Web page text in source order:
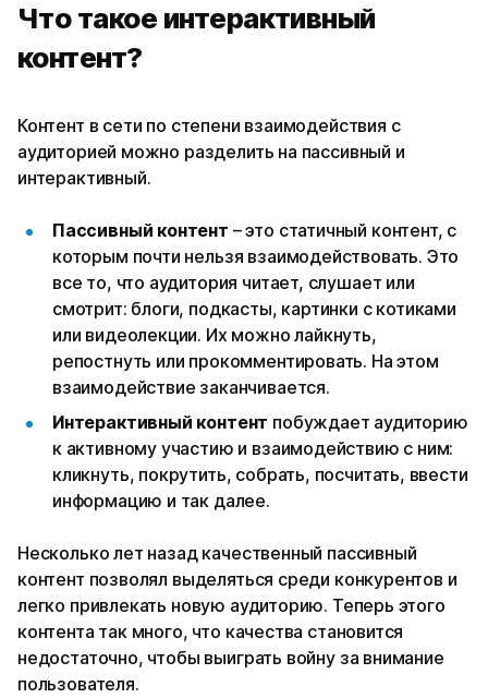
Что такое интерактивный
контент?
Контент в сети по степени взаимодействия с
аудиторией можно разделить на пассивный и
интерактивный.
Пассивный контент – это статичный контент, с
которым почти нельзя взаимодействовать. Это
все то, что аудитория читает, слушает или
смотрит: блоги, подкасты, картинки с котиками
или видеолекции. Их можно лайкнуть,
репостнуть или прокомментировать. На этом
взаимодействие заканчивается.
Интерактивный контент побуждает аудиторию
к активному участию и взаимодействию с ним:
кликнуть, покрутить, собрать, посчитать, ввести
информацию и так далее.
Несколько лет назад качественный пассивный
контент позволял выделяться среди конкурентов и
легко привлекать новую аудиторию. Теперь этого
контента так много, что качества становится
недостаточно, чтобы выиграть войну за внимание
пользователя.